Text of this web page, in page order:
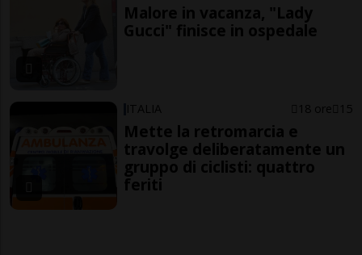
Malore in vacanza, "Lady
Gucci" finisce in ospedale
ITALIA 18 ore 15
Mette la retromarcia e
travolge deliberatamente un
gruppo di ciclisti: quattro
feriti